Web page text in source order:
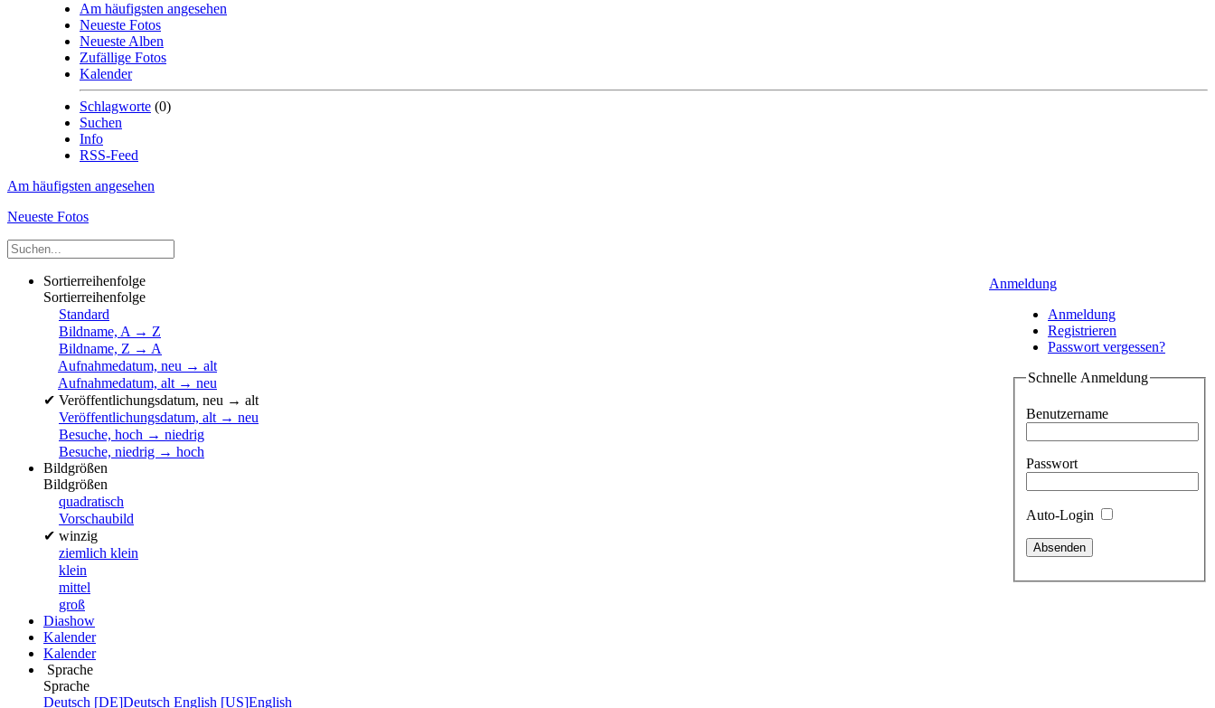
Am häufigsten angesehen
Neueste Fotos
Neueste Alben
Zufällige Fotos
Kalender
Schlagworte (0)
Suchen
Info
RSS-Feed
Am häufigsten angesehen
Neueste Fotos
Anmeldung
Anmeldung
Registrieren
Passwort vergessen?
Schnelle Anmeldung
Benutzername
Passwort
Auto-Login
Sortierreihenfolge
Sortierreihenfolge
Standard
Bildname, A → Z
Bildname, Z → A
Aufnahmedatum, neu → alt
Aufnahmedatum, alt → neu
✔ Veröffentlichungsdatum, neu → alt
Veröffentlichungsdatum, alt → neu
Besuche, hoch → niedrig
Besuche, niedrig → hoch
Bildgrößen
Bildgrößen
quadratisch
Vorschaubild
✔ winzig
ziemlich klein
klein
mittel
groß
Diashow
Kalender
Kalender
Sprache
Sprache
Deutsch [DE]Deutsch English [US]English